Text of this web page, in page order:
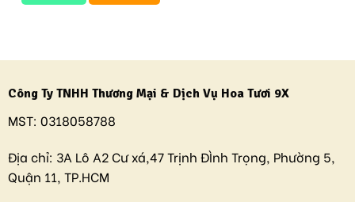
Công Ty TNHH Thương Mại & Dịch Vụ Hoa Tươi 9X
MST: 0318058788
Địa chỉ: 3A Lô A2 Cư xá,47 Trịnh ĐÌnh Trọng, Phường 5,
Quận 11, TP.HCM